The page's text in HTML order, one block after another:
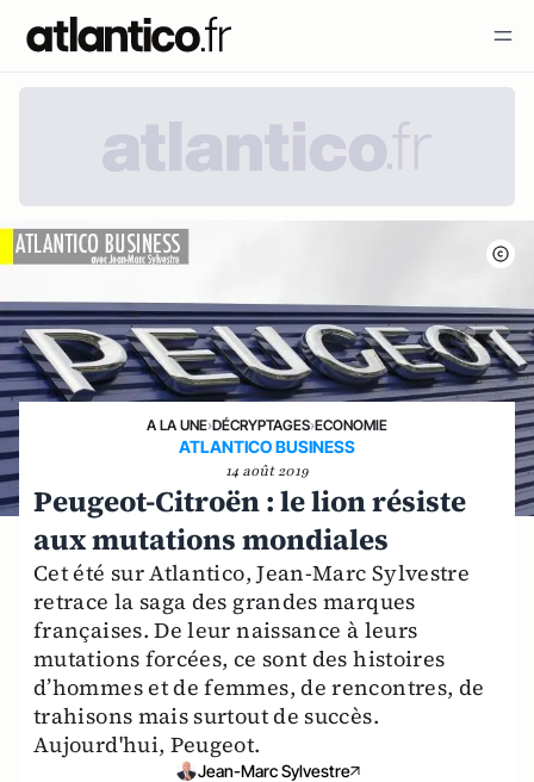
A LA UNE›DÉCRYPTAGES›ECONOMIE
ATLANTICO BUSINESS
14 août 2019
Peugeot-Citroën : le lion résiste
aux mutations mondiales
Cet été sur Atlantico, Jean-Marc Sylvestre
retrace la saga des grandes marques
françaises. De leur naissance à leurs
mutations forcées, ce sont des histoires
d’hommes et de femmes, de rencontres, de
trahisons mais surtout de succès.
Aujourd'hui, Peugeot.
Jean-Marc Sylvestre